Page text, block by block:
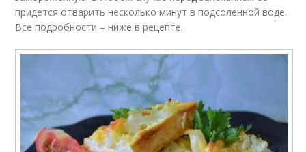
придется отварить несколько минут в подсоленной воде.
Все подробности – ниже в рецепте.